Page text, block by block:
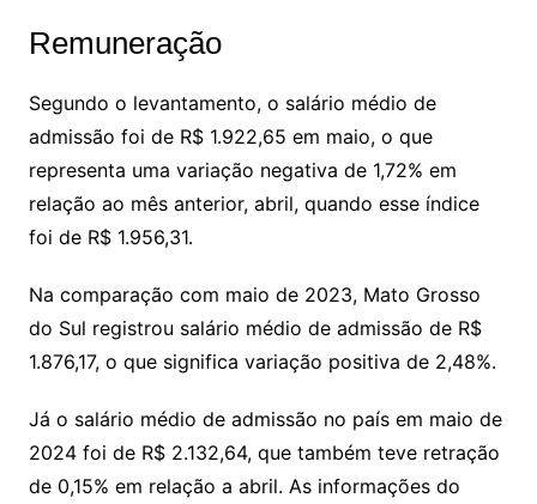
Remuneração
Segundo o levantamento, o salário médio de
admissão foi de R$ 1.922,65 em maio, o que
representa uma variação negativa de 1,72% em
relação ao mês anterior, abril, quando esse índice
foi de R$ 1.956,31.
Na comparação com maio de 2023, Mato Grosso
do Sul registrou salário médio de admissão de R$
1.876,17, o que significa variação positiva de 2,48%.
Já o salário médio de admissão no país em maio de
2024 foi de R$ 2.132,64, que também teve retração
de 0,15% em relação a abril. As informações do